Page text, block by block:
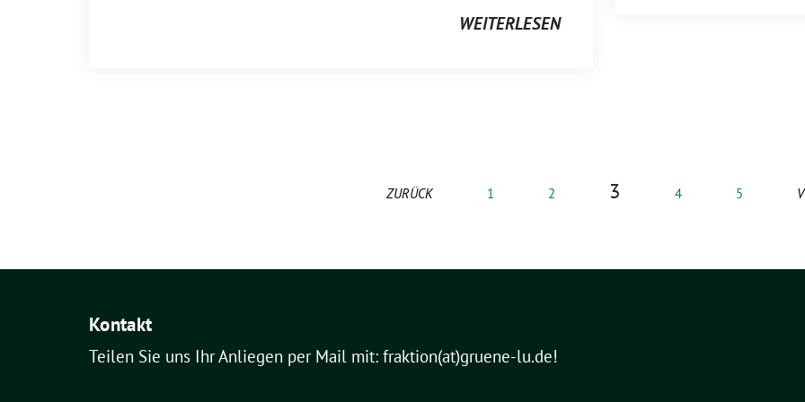
WEITERLESEN
ZURÜCK 1 2 3 4 5
Kontakt
Teilen Sie uns Ihr Anliegen per Mail mit: fraktion(at)gruene-lu.de!